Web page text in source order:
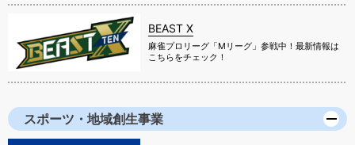
BEAST X
麻雀プロリーグ「Mリーグ」参戦中！最新情報は
こちらをチェック！
スポーツ・地域創生事業